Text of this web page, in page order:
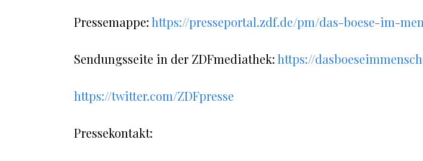
Pressemappe:https://presseportal.zdf.de/pm/das-boese-im-
Sendungsseite in der ZDFmediathek:https://
https://twitter.com/ZDFpresse
Pressekontakt: